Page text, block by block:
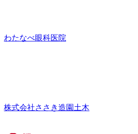
わたなべ眼科医院
株式会社ささき造園土木